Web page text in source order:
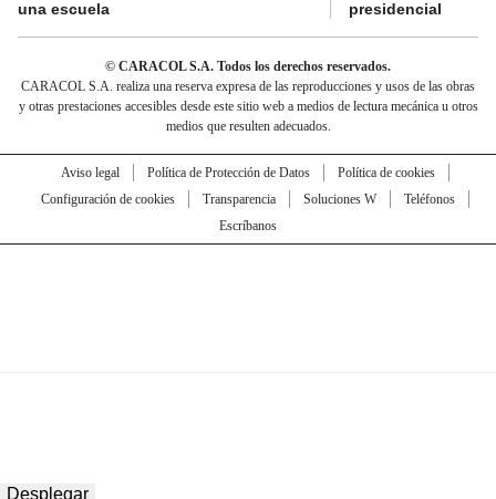
una escuela
presidencial
© CARACOL S.A. Todos los derechos reservados.
CARACOL S.A. realiza una reserva expresa de las reproducciones y usos de las obras
y otras prestaciones accesibles desde este sitio web a medios de lectura mecánica u otros
medios que resulten adecuados.
Aviso legal Política de Protección de Datos
Política de cookies
Configuración de cookies
Transparencia Soluciones W
Teléfonos
Escríbanos
Desplegar